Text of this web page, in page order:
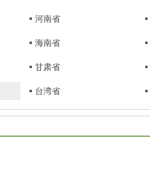
河南省
海南省
甘肃省
台湾省